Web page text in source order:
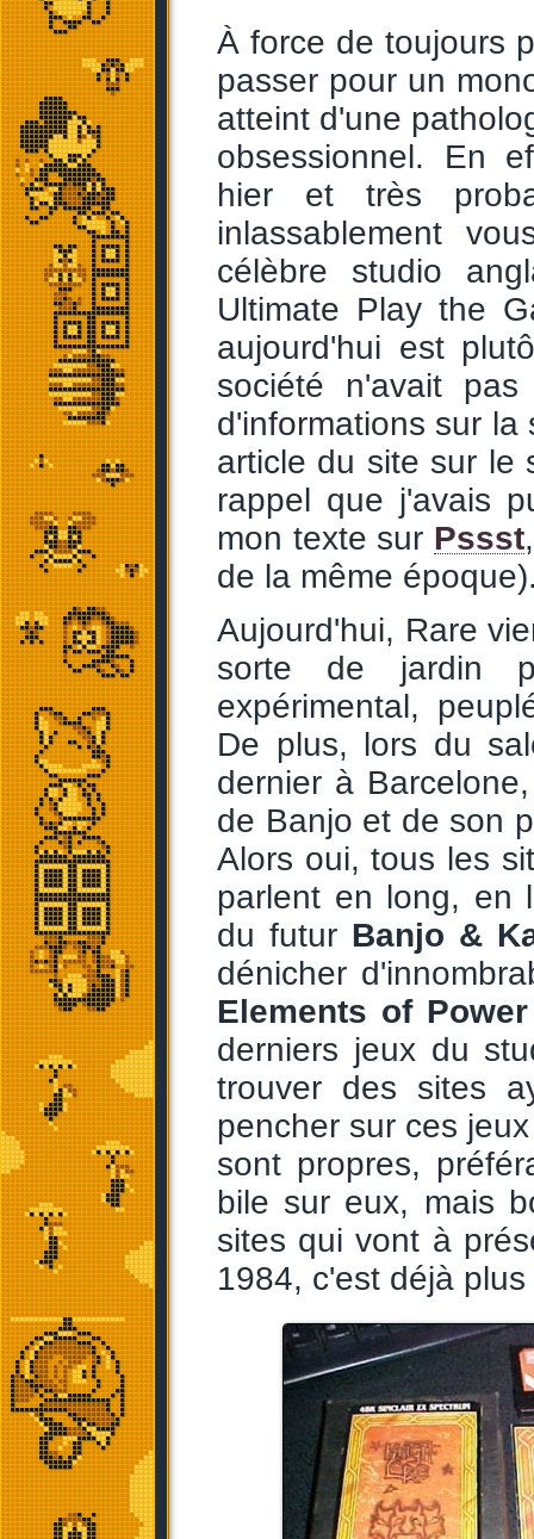
À force de toujours
passer pour un
atteint d'une
obsessionnel. En
hier et très
inlassablement
célèbre studio
Ultimate Play the
aujourd'hui est
société n'avait
d'informations sur
article du site sur le
rappel que j'avais
mon texte sur Pssst
de la même
Aujourd'hui, Rare
sorte de jardin
expérimental,
De plus, lors du
dernier à
de Banjo et de son
Alors oui, tous les
parlent en long,
du futur Banjo &
dénicher
Elements of Power
derniers jeux du
trouver des sites
pencher sur ces
sont propres,
bile sur eux, mais
sites qui vont à
1984, c'est déjà